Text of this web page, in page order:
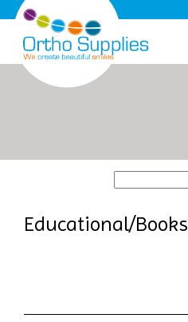
Educational/Books